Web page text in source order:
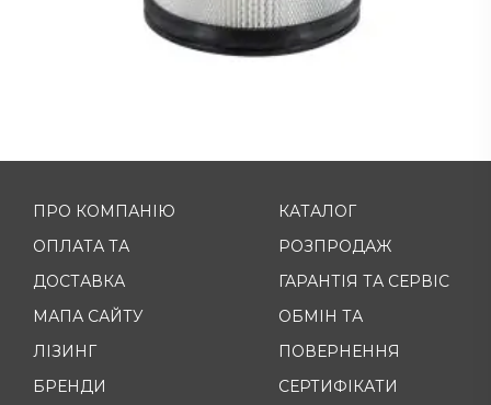
ПРО КОМПАНІЮ
ОПЛАТА ТА
ДОСТАВКА
МАПА САЙТУ
ЛІЗИНГ
БРЕНДИ
КАТАЛОГ
РОЗПРОДАЖ
ГАРАНТІЯ ТА СЕРВІС
ОБМІН ТА
ПОВЕРНЕННЯ
СЕРТИФІКАТИ